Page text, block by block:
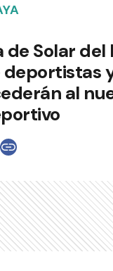
Solar del
al